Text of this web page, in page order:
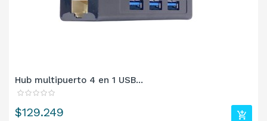
Hub multipuerto 4 en 1 USB...
Precio
$129.249